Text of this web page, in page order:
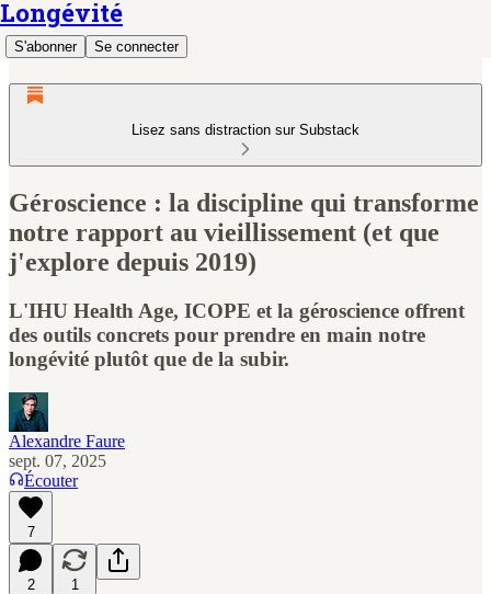
Longévité
S'abonner Se connecter
Lisez sans distraction sur Substack
Géroscience : la discipline qui transforme
notre rapport au vieillissement (et que
j'explore depuis 2019)
L'IHU Health Age, ICOPE et la géroscience offrent
des outils concrets pour prendre en main notre
longévité plutôt que de la subir.
Alexandre Faure
sept. 07, 2025
Écouter
7
2 1